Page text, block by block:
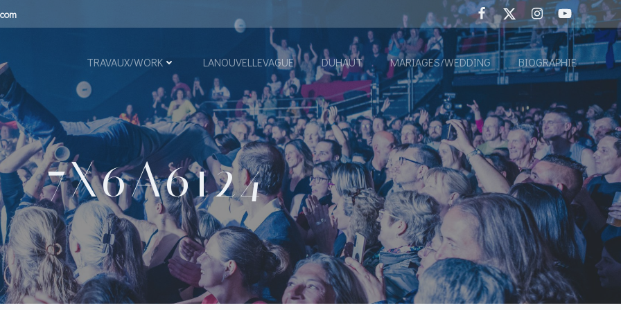
TRAVAUX/WORK LANOUVELLEVAGUE DUHAUT MARIAGES/WEDDING BIOGRAPHIE
7X6A6124